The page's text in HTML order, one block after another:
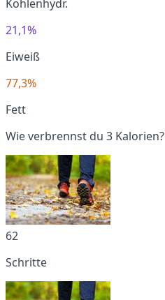
Kohlenhydr.
21,1%
Eiweiß
77,3%
Fett
Wie verbrennst du 3 Kalorien?
62
Schritte